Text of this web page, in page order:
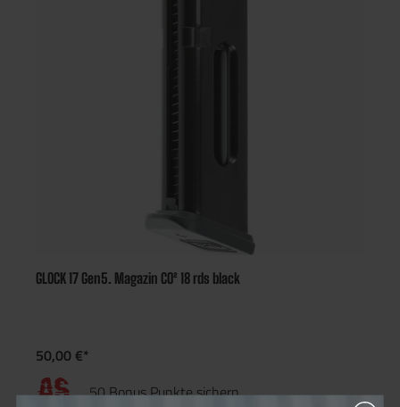
GLOCK 17 Gen5. Magazin CO² 18 rds black
50,00 €*
50 Bonus Punkte sichern